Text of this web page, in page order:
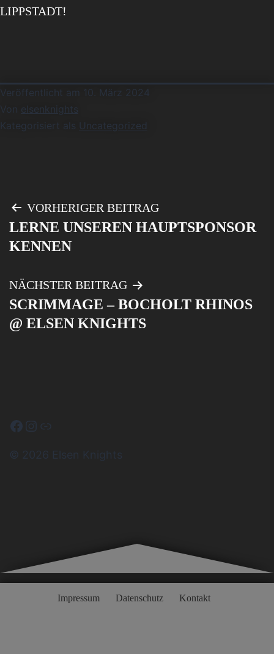
LIPPSTADT!
Veröffentlicht am 10. März 2024
Von elsenknights
Kategorisiert als Uncategorized
Beitragsnavigation
VORHERIGER BEITRAG
LERNE UNSEREN HAUPTSPONSOR
KENNEN
NÄCHSTER BEITRAG
SCRIMMAGE – BOCHOLT RHINOS
@ ELSEN KNIGHTS
Facebook
Instagram
Link
© 2026 Elsen Knights
Impressum Datenschutz Kontakt